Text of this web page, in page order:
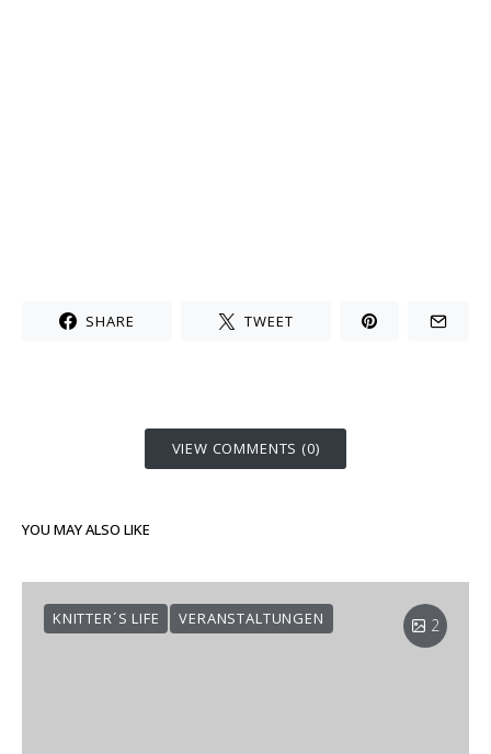
SHARE TWEET
VIEW COMMENTS (0)
YOU MAY ALSO LIKE
KNITTER´S LIFE VERANSTALTUNGEN 2